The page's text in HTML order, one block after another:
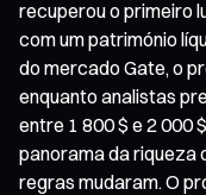
recuperou o primeiro
com um património
do mercado Gate, o
enquanto analistas
entre 1 800 $ e 2 000
panorama da riqueza
regras mudaram. O